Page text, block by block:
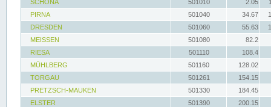
SCHÖNA
501010 2.05
PIRNA
501040 34.67
DRESDEN
501060 55.63
MEISSEN
501080
82.2
RIESA
501110
108.4
MÜHLBERG
501160
128.02
TORGAU
501261
154.15
PRETZSCH-MAUKEN
501330
184.45
ELSTER
501390
200.15